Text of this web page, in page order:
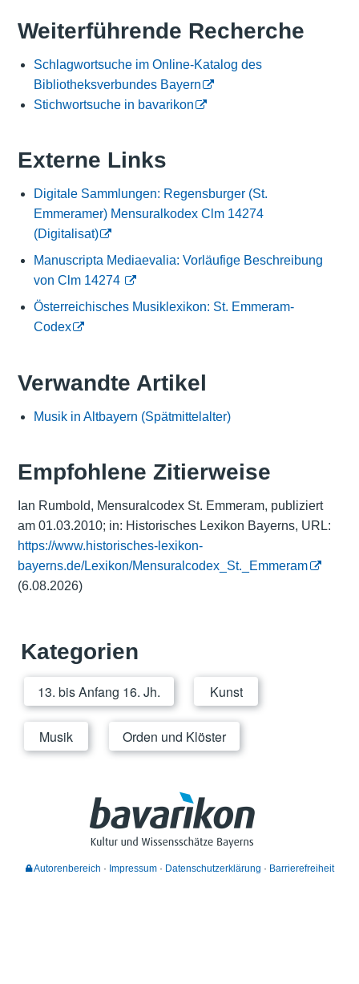
Weiterführende Recherche
Schlagwortsuche im Online-Katalog des
Bibliotheksverbundes Bayern
Stichwortsuche in bavarikon
Externe Links
Digitale Sammlungen: Regensburger (St.
Emmeramer) Mensuralkodex Clm 14274
(Digitalisat)
Manuscripta Mediaevalia: Vorläufige Beschreibung
von Clm 14274
Österreichisches Musiklexikon: St. Emmeram-
Codex
Verwandte Artikel
Musik in Altbayern (Spätmittelalter)
Empfohlene Zitierweise
Ian Rumbold, Mensuralcodex St. Emmeram, publiziert
am 01.03.2010; in: Historisches Lexikon Bayerns, URL:
https://www.historisches-lexikon-
bayerns.de/Lexikon/Mensuralcodex_St._Emmeram
(6.08.2026)
Kategorien
13. bis Anfang 16. Jh. Kunst
Musik Orden und Klöster
Autorenbereich Impressum Datenschutzerklärung Barrierefreiheit